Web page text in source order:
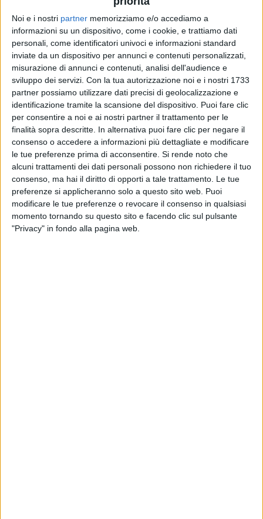
Noi e i nostri partner memorizziamo e/o accediamo a
informazioni su un dispositivo, come i cookie, e trattiamo dati
personali, come identificatori univoci e informazioni standard
inviate da un dispositivo per annunci e contenuti personalizzati,
misurazione di annunci e contenuti, analisi dell'audience e
sviluppo dei servizi. Con la tua autorizzazione noi e i nostri 1733
partner possiamo utilizzare dati precisi di geolocalizzazione e
identificazione tramite la scansione del dispositivo. Puoi fare clic
per consentire a noi e ai nostri partner il trattamento per le
finalità sopra descritte. In alternativa puoi fare clic per negare il
consenso o accedere a informazioni più dettagliate e modificare
le tue preferenze prima di acconsentire. Si rende noto che
alcuni trattamenti dei dati personali possono non richiedere il tuo
consenso, ma hai il diritto di opporti a tale trattamento. Le tue
preferenze si applicheranno solo a questo sito web. Puoi
modificare le tue preferenze o revocare il consenso in qualsiasi
momento tornando su questo sito e facendo clic sul pulsante
"Privacy" in fondo alla pagina web.
PHOTOGALLERY
TIM MUSIC AWARDS 2024 (Seconda
serata)